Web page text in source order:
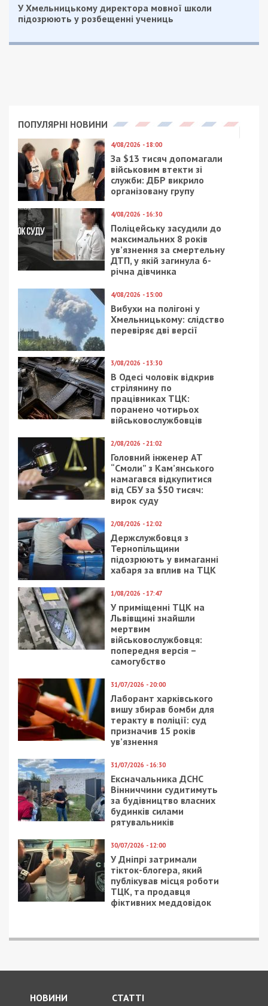
Санкція статті передбачає покарання у вигляді
позбавлення волі на строк від 7 до 12 років із
конфіскацією майна.
Нагадаємо, раніше ми повідомляли про те, що
одеський «Міськзелентрест» через недбалість
втратив землю вартістю понад 350 млн грн.
Facebook
Telegram
Twitter
WhatsApp
ViberEmail
Категории:Популярні новини,
Розслідування| Метки:гроші,корупція
Рекламні блоки дають нам змогу
залишатися незалежними ЗМІ, а вам -
отримувати найсвіжіші новини під ними.
Приєднуйтесь також до 49000 в Google News. Слідкуйте
за останніми новинами!
Приєднатися
Читайте також
Предыдущая статья:
Посадовець Київської митниці вимагав
хабарі від імпортера кави
Следующая статья:
Львівщина, Київщина та Одещина –
найкорумпованіші області України
ПОПУЛЯРНІ НОВИНИ
11/07/2018 - 11:54
В Днепре малыша
ударило током на
детской площадке
23/10/2020 - 16:59
Блокировка смарт-
телевизоров в Украине